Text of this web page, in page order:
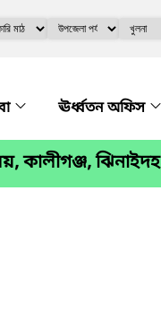
ঊর্ধ্বতন অফিস
কালীগঞ্জ, ঝিনাইদহ